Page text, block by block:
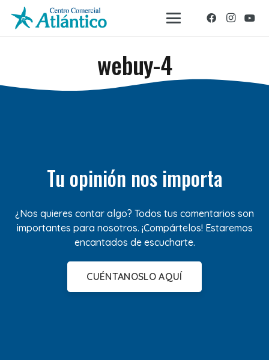
webuy-4
Tu opinión nos importa
¿Nos quieres contar algo? Todos tus comentarios son
importantes para nosotros. ¡Compártelos! Estaremos
encantados de escucharte.
CUÉNTANOSLO AQUÍ